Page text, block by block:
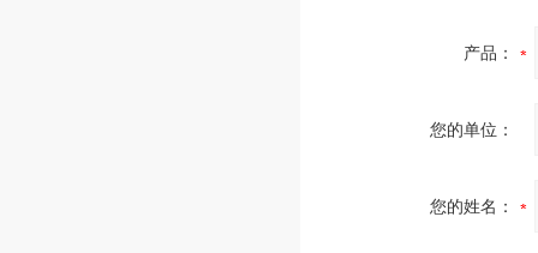
产品：
您的单位：
您的姓名：